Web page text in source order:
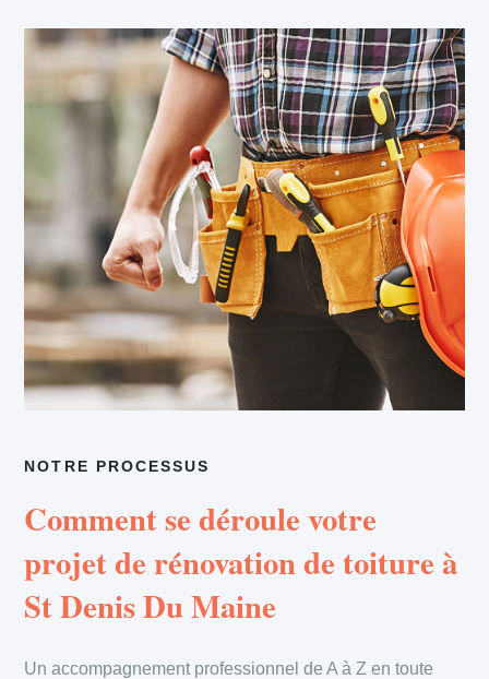
NOTRE PROCESSUS
Comment se déroule votre
projet de rénovation de toiture à
St Denis Du Maine
Un accompagnement professionnel de A à Z en toute